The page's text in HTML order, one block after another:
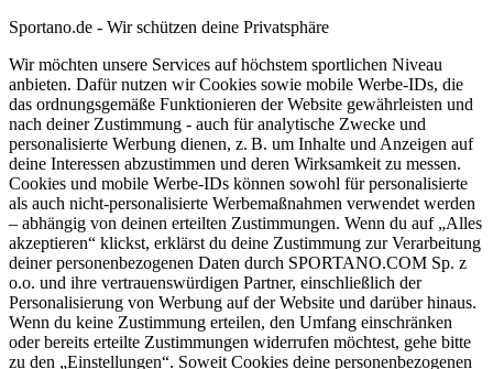
Sportano.de - Wir schützen deine Privatsphäre
Wir möchten unsere Services auf höchstem sportlichen Niveau
anbieten. Dafür nutzen wir Cookies sowie mobile Werbe-IDs, die
das ordnungsgemäße Funktionieren der Website gewährleisten und
nach deiner Zustimmung - auch für analytische Zwecke und
personalisierte Werbung dienen, z. B. um Inhalte und Anzeigen auf
deine Interessen abzustimmen und deren Wirksamkeit zu messen.
Cookies und mobile Werbe-IDs können sowohl für personalisierte
als auch nicht-personalisierte Werbemaßnahmen verwendet werden
– abhängig von deinen erteilten Zustimmungen. Wenn du auf „Alles
akzeptieren“ klickst, erklärst du deine Zustimmung zur Verarbeitung
deiner personenbezogenen Daten durch SPORTANO.COM Sp. z
o.o. und ihre vertrauenswürdigen Partner, einschließlich der
Personalisierung von Werbung auf der Website und darüber hinaus.
Wenn du keine Zustimmung erteilen, den Umfang einschränken
oder bereits erteilte Zustimmungen widerrufen möchtest, gehe bitte
zu den „Einstellungen“. Soweit Cookies deine personenbezogenen